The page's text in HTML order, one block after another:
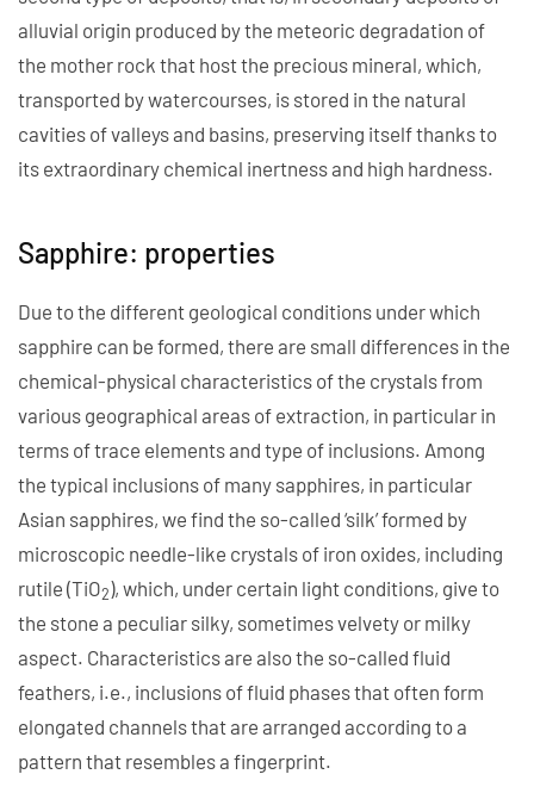
alluvial origin produced by the meteoric degradation of
the mother rock that host the precious mineral, which,
transported by watercourses, is stored in the natural
cavities of valleys and basins, preserving itself thanks to
its extraordinary chemical inertness and high hardness.
Sapphire: properties
Due to the different geological conditions under which
sapphire can be formed, there are small differences in the
chemical-physical characteristics of the crystals from
various geographical areas of extraction, in particular in
terms of trace elements and type of inclusions. Among
the typical inclusions of many sapphires, in particular
Asian sapphires, we find the so-called ‘silk’ formed by
microscopic needle-like crystals of iron oxides, including
rutile (TiO2), which, under certain light conditions, give to
the stone a peculiar silky, sometimes velvety or milky
aspect. Characteristics are also the so-called fluid
feathers, i.e., inclusions of fluid phases that often form
elongated channels that are arranged according to a
pattern that resembles a fingerprint.